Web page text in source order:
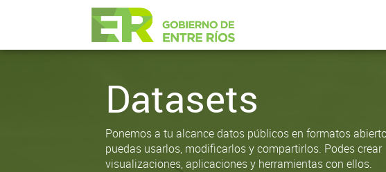
Datasets
Ponemos a tu alcance datos públicos en formatos
puedas usarlos, modificarlos y compartirlos. Podes crear
visualizaciones, aplicaciones y herramientas con ellos.